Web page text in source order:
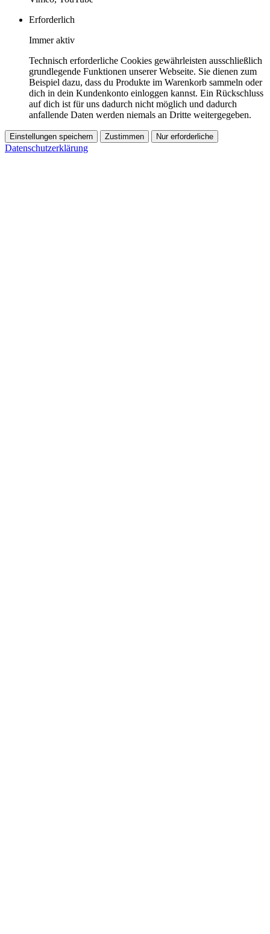
Erforderlich
Immer aktiv
Technisch erforderliche Cookies gewährleisten ausschließlich
grundlegende Funktionen unserer Webseite. Sie dienen zum
Beispiel dazu, dass du Produkte im Warenkorb sammeln oder
dich in dein Kundenkonto einloggen kannst. Ein Rückschluss
auf dich ist für uns dadurch nicht möglich und dadurch
anfallende Daten werden niemals an Dritte weitergegeben.
Einstellungen speichern Zustimmen Nur erforderliche
Datenschutzerklärung